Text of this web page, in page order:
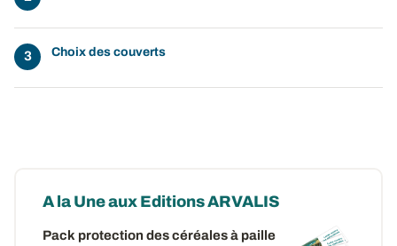
Choix des couverts
A la Une aux Editions ARVALIS
Pack protection des céréales à paille